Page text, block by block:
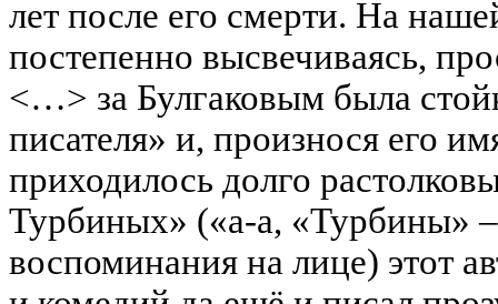
лет после его смерти. На
постепенно высвечиваясь,
<…> за Булгаковым была
писателя» и, произнося его
приходилось долго
Турбиных» («а-а, «Турбины»
воспоминания на лице) этот